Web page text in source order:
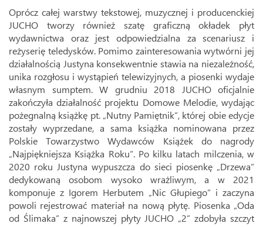
Oprócz całej warstwy tekstowej, muzycznej i producenckiej
JUCHO tworzy również szatę graficzną okładek płyt
wydawnictwa oraz jest odpowiedzialna za scenariusz i
reżyserię teledysków. Pomimo zainteresowania wytwórni jej
działalnością Justyna konsekwentnie stawia na niezależność,
unika rozgłosu i wystąpień telewizyjnych, a piosenki wydaje
własnym sumptem. W grudniu 2018 JUCHO oficjalnie
zakończyła działalność projektu Domowe Melodie, wydając
pożegnalną książkę pt. „Nutny Pamiętnik”, której obie edycje
zostały wyprzedane, a sama książka nominowana przez
Polskie Towarzystwo Wydawców Książek do nagrody
„Najpiękniejsza Książka Roku”. Po kilku latach milczenia, w
2020 roku Justyna wypuszcza do sieci piosenkę „Drzewa”
dedykowaną osobom wysoko wrażliwym, a w 2021
komponuje z Igorem Herbutem „Nic Głupiego” i zaczyna
powoli rejestrować materiał na nową płytę. Piosenka „Oda
od Ślimaka” z najnowszej płyty JUCHO „2” zdobyła szczyt